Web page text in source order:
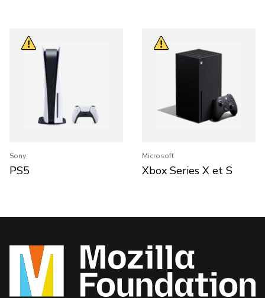
Sony
PS5
Microsoft
Xbox Series X et S